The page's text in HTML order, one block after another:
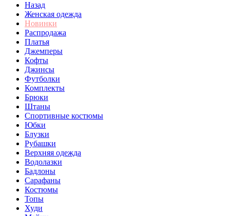
Назад
Женская одежда
Новинки
Распродажа
Платья
Джемперы
Кофты
Джинсы
Футболки
Комплекты
Брюки
Штаны
Спортивные костюмы
Юбки
Блузки
Рубашки
Верхняя одежда
Водолазки
Бадлоны
Сарафаны
Костюмы
Топы
Худи